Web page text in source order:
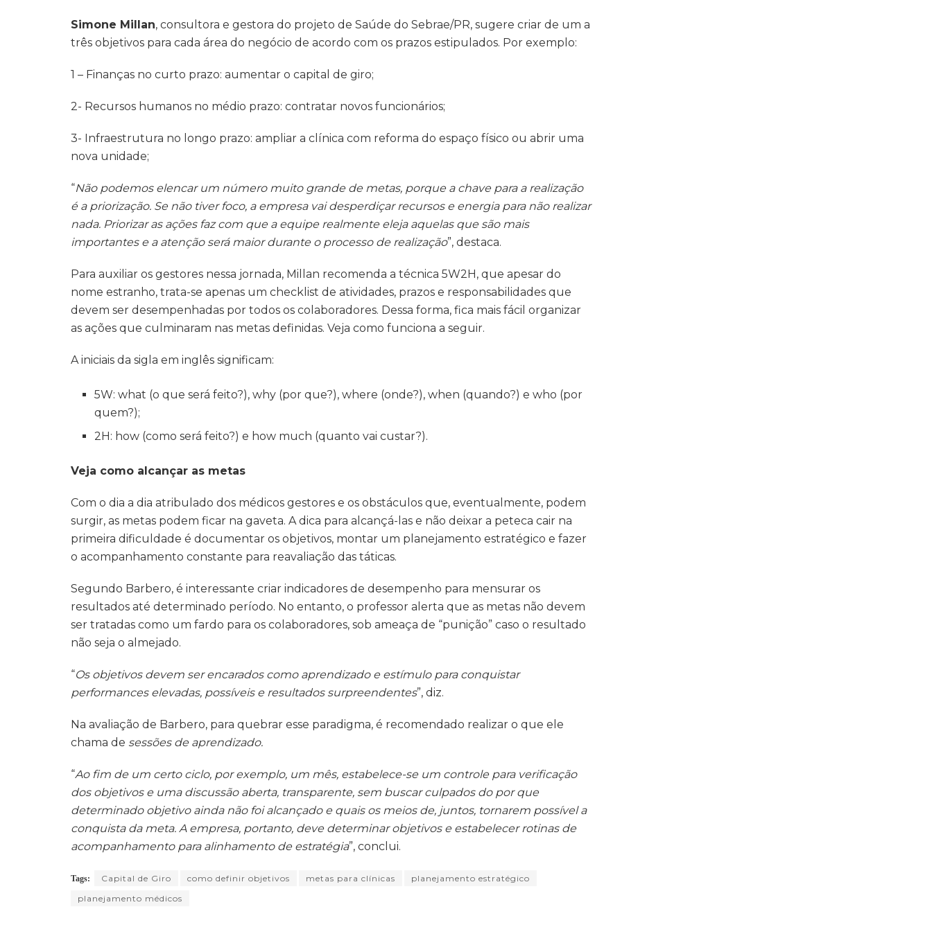
Simone Millan, consultora e gestora do projeto de Saúde do Sebrae/PR, sugere criar de um a
três objetivos para cada área do negócio de acordo com os prazos estipulados. Por exemplo:
1 – Finanças no curto prazo: aumentar o capital de giro;
2- Recursos humanos no médio prazo: contratar novos funcionários;
3- Infraestrutura no longo prazo: ampliar a clínica com reforma do espaço físico ou abrir uma
nova unidade;
“Não podemos elencar um número muito grande de metas, porque a chave para a realização
é a priorização. Se não tiver foco, a empresa vai desperdiçar recursos e energia para não realizar
nada. Priorizar as ações faz com que a equipe realmente eleja aquelas que são mais
importantes e a atenção será maior durante o processo de realização”, destaca.
Para auxiliar os gestores nessa jornada, Millan recomenda a técnica 5W2H, que apesar do
nome estranho, trata-se apenas um checklist de atividades, prazos e responsabilidades que
devem ser desempenhadas por todos os colaboradores. Dessa forma, fica mais fácil organizar
as ações que culminaram nas metas definidas. Veja como funciona a seguir.
A iniciais da sigla em inglês significam:
5W: what (o que será feito?), why (por que?), where (onde?), when (quando?) e who (por
quem?);
2H: how (como será feito?) e how much (quanto vai custar?).
Veja como alcançar as metas
Com o dia a dia atribulado dos médicos gestores e os obstáculos que, eventualmente, podem
surgir, as metas podem ficar na gaveta. A dica para alcançá-las e não deixar a peteca cair na
primeira dificuldade é documentar os objetivos, montar um planejamento estratégico e fazer
o acompanhamento constante para reavaliação das táticas.
Segundo Barbero, é interessante criar indicadores de desempenho para mensurar os
resultados até determinado período. No entanto, o professor alerta que as metas não devem
ser tratadas como um fardo para os colaboradores, sob ameaça de “punição” caso o resultado
não seja o almejado.
“Os objetivos devem ser encarados como aprendizado e estímulo para conquistar
performances elevadas, possíveis e resultados surpreendentes”, diz.
Na avaliação de Barbero, para quebrar esse paradigma, é recomendado realizar o que ele
chama de sessões de aprendizado.
“Ao fim de um certo ciclo, por exemplo, um mês, estabelece-se um controle para verificação
dos objetivos e uma discussão aberta, transparente, sem buscar culpados do por que
determinado objetivo ainda não foi alcançado e quais os meios de, juntos, tornarem possível a
conquista da meta. A empresa, portanto, deve determinar objetivos e estabelecer rotinas de
acompanhamento para alinhamento de estratégia”, conclui.
Tags: Capital de Giro como definir objetivos metas para clínicas
planejamento estratégico
planejamento médicos